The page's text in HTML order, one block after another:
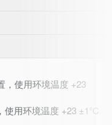
，使用环境温度 +23
使用环境温度 +23 ±1℃